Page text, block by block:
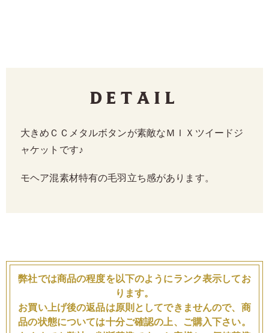
Detail
大きめＣＣメタルボタンが素敵なＭＩＸツイードジ
ャケットです♪
モヘア混素材特有の毛羽立ち感があります。
弊社では商品の程度を以下のようにランク表示してお
ります。
お買い上げ後の返品は原則としてできませんので、商
品の状態については十分ご確認の上、ご購入下さい。